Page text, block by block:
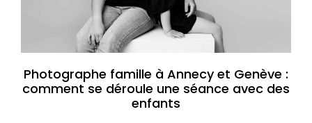
Photographe famille à Annecy et Genève :
comment se déroule une séance avec des
enfants